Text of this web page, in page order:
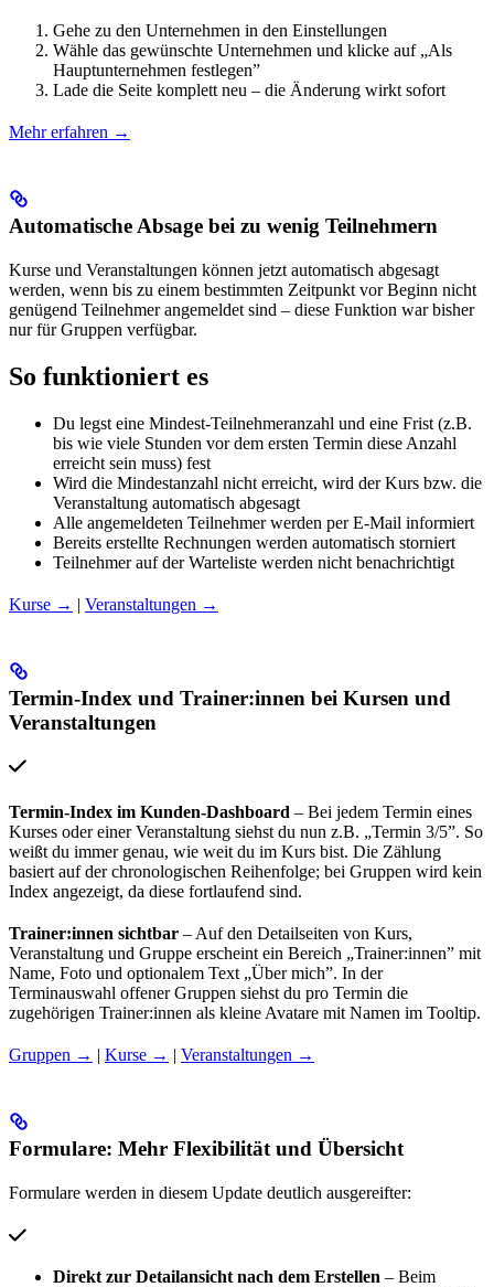
Gehe zu den Unternehmen in den Einstellungen
Wähle das gewünschte Unternehmen und klicke auf „Als
Hauptunternehmen festlegen”
Lade die Seite komplett neu – die Änderung wirkt sofort
Mehr erfahren →
Automatische Absage bei zu wenig Teilnehmern
Kurse und Veranstaltungen können jetzt automatisch abgesagt
werden, wenn bis zu einem bestimmten Zeitpunkt vor Beginn nicht
genügend Teilnehmer angemeldet sind – diese Funktion war bisher
nur für Gruppen verfügbar.
So funktioniert es
Du legst eine Mindest-Teilnehmeranzahl und eine Frist (z.B.
bis wie viele Stunden vor dem ersten Termin diese Anzahl
erreicht sein muss) fest
Wird die Mindestanzahl nicht erreicht, wird der Kurs bzw. die
Veranstaltung automatisch abgesagt
Alle angemeldeten Teilnehmer werden per E-Mail informiert
Bereits erstellte Rechnungen werden automatisch storniert
Teilnehmer auf der Warteliste werden nicht benachrichtigt
Kurse → | Veranstaltungen →
Termin-Index und Trainer:innen bei Kursen und
Veranstaltungen
Termin-Index im Kunden-Dashboard – Bei jedem Termin eines
Kurses oder einer Veranstaltung siehst du nun z.B. „Termin 3/5”. So
weißt du immer genau, wie weit du im Kurs bist. Die Zählung
basiert auf der chronologischen Reihenfolge; bei Gruppen wird kein
Index angezeigt, da diese fortlaufend sind.
Trainer:innen sichtbar – Auf den Detailseiten von Kurs,
Veranstaltung und Gruppe erscheint ein Bereich „Trainer:innen” mit
Name, Foto und optionalem Text „Über mich”. In der
Terminauswahl offener Gruppen siehst du pro Termin die
zugehörigen Trainer:innen als kleine Avatare mit Namen im Tooltip.
Gruppen → | Kurse → | Veranstaltungen →
Formulare: Mehr Flexibilität und Übersicht
Formulare werden in diesem Update deutlich ausgereifter:
Direkt zur Detailansicht nach dem Erstellen – Beim